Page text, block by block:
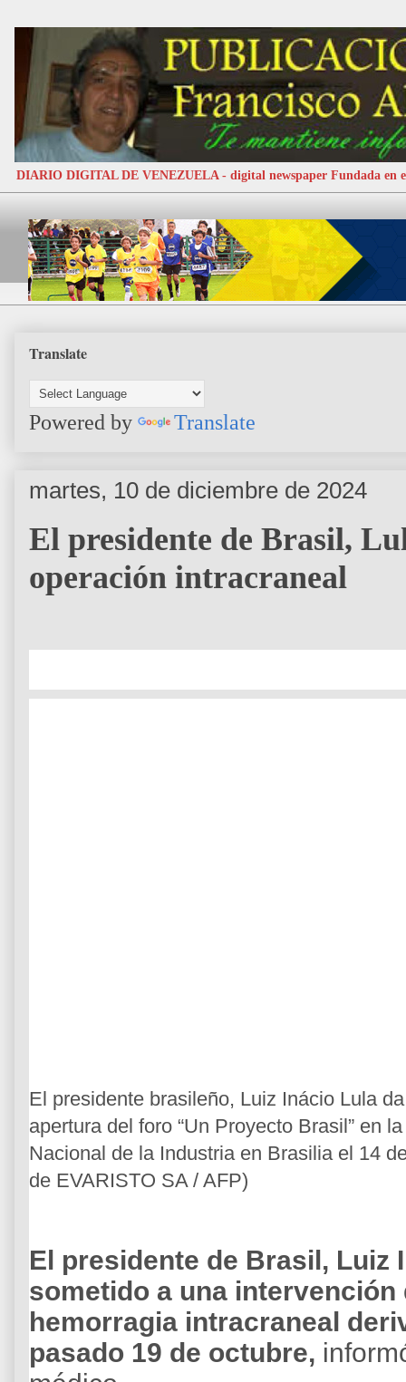
DIARIO DIGITAL DE VENEZUELA - digital newspaper Fundada en
Translate
Powered by Translate
martes, 10 de diciembre de 2024
El presidente de Brasil,
operación intracraneal
El presidente brasileño, Luiz Inácio Lula
apertura del foro “Un Proyecto Brasil” en
Nacional de la Industria en Brasilia el 14
de EVARISTO SA / AFP)
El presidente de Brasil, Luiz
sometido a una
hemorragia intracraneal
pasado 19 de octubre,